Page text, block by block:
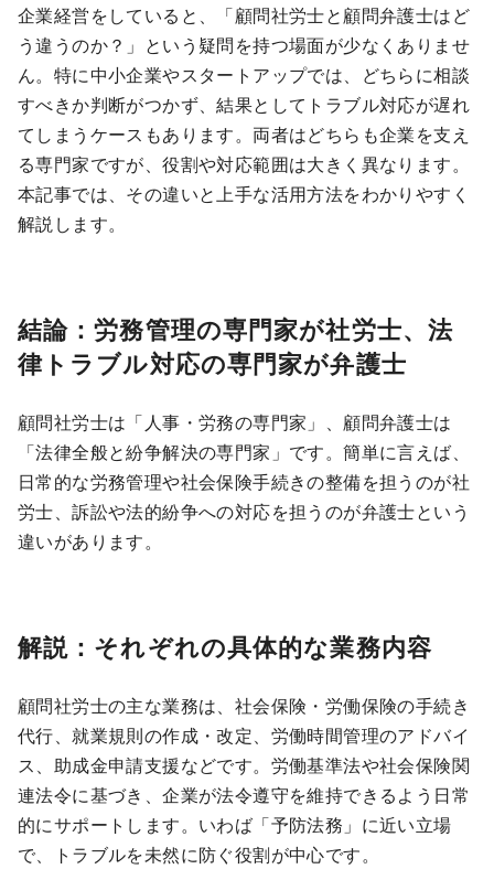
企業経営をしていると、「顧問社労士と顧問弁護士はど
う違うのか？」という疑問を持つ場面が少なくありませ
ん。特に中小企業やスタートアップでは、どちらに相談
すべきか判断がつかず、結果としてトラブル対応が遅れ
てしまうケースもあります。両者はどちらも企業を支え
る専門家ですが、役割や対応範囲は大きく異なります。
本記事では、その違いと上手な活用方法をわかりやすく
解説します。
結論：労務管理の専門家が社労士、法
律トラブル対応の専門家が弁護士
顧問社労士は「人事・労務の専門家」、顧問弁護士は
「法律全般と紛争解決の専門家」です。簡単に言えば、
日常的な労務管理や社会保険手続きの整備を担うのが社
労士、訴訟や法的紛争への対応を担うのが弁護士という
違いがあります。
解説：それぞれの具体的な業務内容
顧問社労士の主な業務は、社会保険・労働保険の手続き
代行、就業規則の作成・改定、労働時間管理のアドバイ
ス、助成金申請支援などです。労働基準法や社会保険関
連法令に基づき、企業が法令遵守を維持できるよう日常
的にサポートします。いわば「予防法務」に近い立場
で、トラブルを未然に防ぐ役割が中心です。